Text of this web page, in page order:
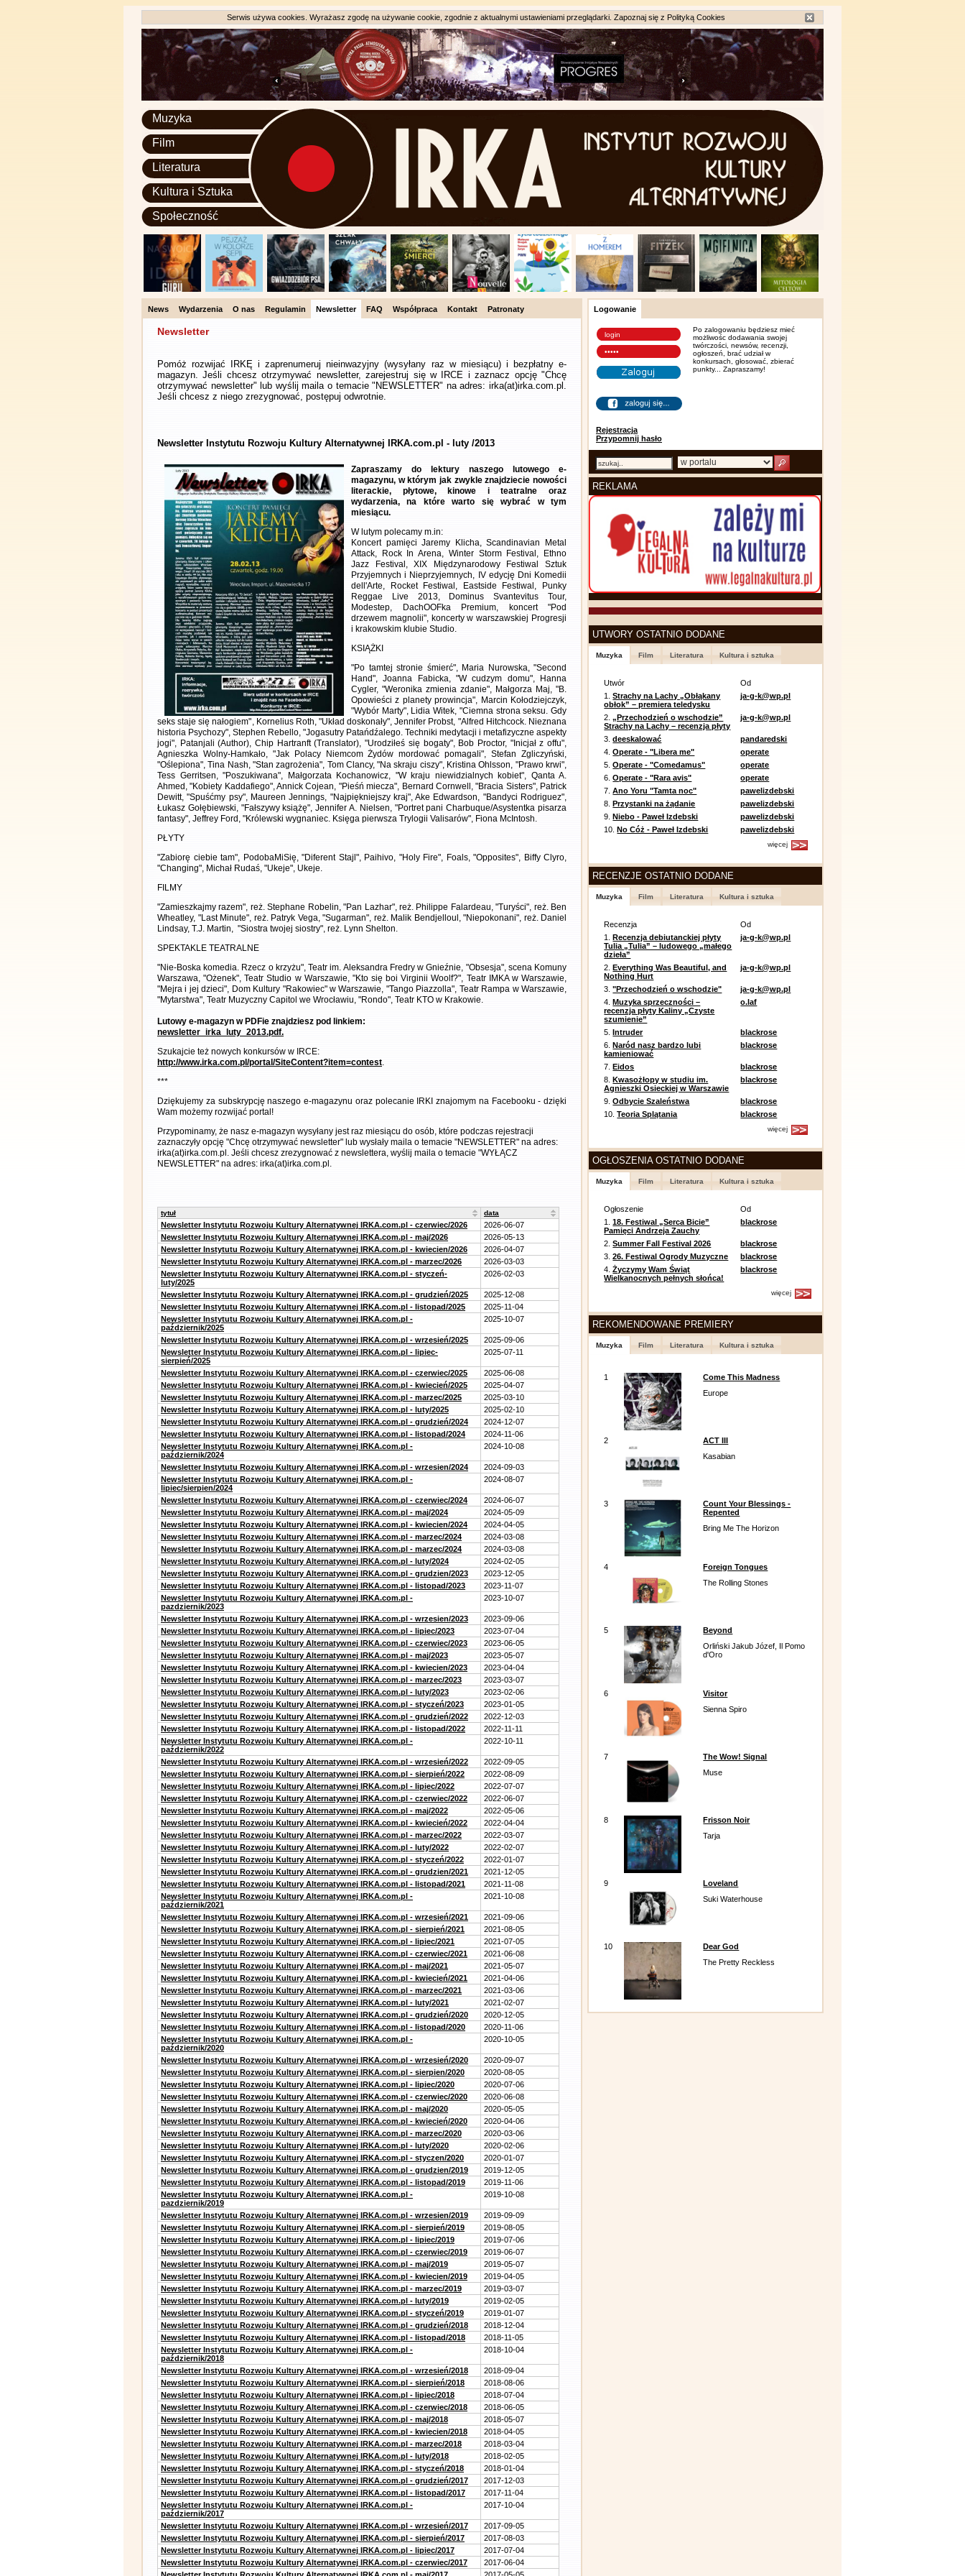
Serwis używa cookies. Wyrażasz zgodę na używanie cookie, zgodnie z aktualnymi ustawieniami przeglądarki. Zapoznaj się z Polityką Cookies
Muzyka
Film
Literatura
Kultura i Sztuka
Społeczność
News Wydarzenia O nas Regulamin Newsletter FAQ Współpraca Kontakt Patronaty
Newsletter
Pomóż rozwijać IRKĘ i zaprenumeruj nieinwazyjny (wysyłany raz w miesiącu) i bezpłatny e-
magazyn. Jeśli chcesz otrzymywać newsletter, zarejestruj się w IRCE i zaznacz opcję "Chcę
otrzymywać newsletter" lub wyślij maila o temacie "NEWSLETTER" na adres: irka(at)irka.com.pl.
Jeśli chcesz z niego zrezygnować, postępuj odwrotnie.
Newsletter Instytutu Rozwoju Kultury Alternatywnej IRKA.com.pl - luty /2013
Zapraszamy do lektury naszego lutowego e-
magazynu, w którym jak zwykle znajdziecie nowości
literackie, płytowe, kinowe i teatralne oraz
wydarzenia, na które warto się wybrać w tym
miesiącu.
W lutym polecamy m.in:
Koncert pamięci Jaremy Klicha, Scandinavian Metal
Attack, Rock In Arena, Winter Storm Festival, Ethno
Jazz Festival, XIX Międzynarodowy Festiwal Sztuk
Przyjemnych i Nieprzyjemnych, IV edycję Dni Komedii
dell'Arte, Rocket Festiwal, Eastside Festiwal, Punky
Reggae Live 2013, Dominus Svantevitus Tour,
Modestep, DachOOFka Premium, koncert "Pod
drzewem magnolii", koncerty w warszawskiej Progresji
i krakowskim klubie Studio.
KSIĄŻKI
"Po tamtej stronie śmierć", Maria Nurowska, "Second
Hand", Joanna Fabicka, "W cudzym domu", Hanna
Cygler, "Weronika zmienia zdanie", Małgorza Maj, "B.
Opowieści z planety prowincja", Marcin Kołodziejczyk,
"Wybór Marty", Lidia Witek, "Ciemna strona seksu. Gdy
seks staje się nałogiem", Kornelius Roth, "Układ doskonały", Jennifer Probst, "Alfred Hitchcock. Nieznana
historia Psychozy", Stephen Rebello, "Jogasutry Patańdźalego. Techniki medytacji i metafizyczne aspekty
jogi", Patanjali (Author), Chip Hartranft (Translator), "Urodziłeś się bogaty", Bob Proctor, "Inicjał z offu",
Agnieszka Wolny-Hamkało, "Jak Polacy Niemcom Żydów mordować pomagali", Stefan Zgliczyński,
"Oślepiona", Tina Nash, "Stan zagrożenia", Tom Clancy, "Na skraju ciszy", Kristina Ohlsson, "Prawo krwi",
Tess Gerritsen, "Poszukiwana", Małgorzata Kochanowicz, "W kraju niewidzialnych kobiet", Qanta A.
Ahmed, "Kobiety Kaddafiego", Annick Cojean, "Pieśń miecza", Bernard Cornwell, "Bracia Sisters", Patrick
Dewitt, "Spuśćmy psy", Maureen Jennings, "Najpiękniejszy kraj", Ake Edwardson, "Bandyci Rodriguez",
Łukasz Gołębiewski, "Fałszywy książę", Jennifer A. Nielsen, "Portret pani Charbuque/Asystentka pisarza
fantasy", Jeffrey Ford, "Królewski wygnaniec. Księga pierwsza Trylogii Valisarów", Fiona McIntosh.
PŁYTY
"Zabiorę ciebie tam", PodobaMiSię, "Diferent Stajl", Paihivo, "Holy Fire", Foals, "Opposites", Biffy Clyro,
"Changing", Michał Rudaś, "Ukeje", Ukeje.
FILMY
"Zamieszkajmy razem", reż. Stephane Robelin, "Pan Lazhar", reż. Philippe Falardeau, "Turyści", reż. Ben
Wheatley, "Last Minute", reż. Patryk Vega, "Sugarman", reż. Malik Bendjelloul, "Niepokonani", reż. Daniel
Lindsay, T.J. Martin, "Siostra twojej siostry", reż. Lynn Shelton.
SPEKTAKLE TEATRALNE
"Nie-Boska komedia. Rzecz o krzyżu", Teatr im. Aleksandra Fredry w Gnieźnie, "Obsesja", scena Komuny
Warszawa, "Ożenek", Teatr Studio w Warszawie, "Kto się boi Virginii Woolf?", Teatr IMKA w Warszawie,
"Mejra i jej dzieci", Dom Kultury "Rakowiec" w Warszawie, "Tango Piazzolla", Teatr Rampa w Warszawie,
"Mytarstwa", Teatr Muzyczny Capitol we Wrocławiu, "Rondo", Teatr KTO w Krakowie.
Lutowy e-magazyn w PDFie znajdziesz pod linkiem:
newsletter_irka_luty_2013.pdf.
Szukajcie też nowych konkursów w IRCE:
http://www.irka.com.pl/portal/SiteContent?item=contest.
***
Dziękujemy za subskrypcję naszego e-magazynu oraz polecanie IRKI znajomym na Facebooku - dzięki
Wam możemy rozwijać portal!
Przypominamy, że nasz e-magazyn wysyłany jest raz miesiącu do osób, które podczas rejestracji
zaznaczyły opcję "Chcę otrzymywać newsletter" lub wysłały maila o temacie "NEWSLETTER" na adres:
irka(at)irka.com.pl. Jeśli chcesz zrezygnować z newslettera, wyślij maila o temacie "WYŁĄCZ
NEWSLETTER" na adres: irka(at)irka.com.pl.
tytuł data
Newsletter Instytutu Rozwoju Kultury Alternatywnej IRKA.com.pl - czerwiec/2026
2026-06-07
Newsletter Instytutu Rozwoju Kultury Alternatywnej IRKA.com.pl - maj/2026
2026-05-13
Newsletter Instytutu Rozwoju Kultury Alternatywnej IRKA.com.pl - kwiecien/2026
2026-04-07
Newsletter Instytutu Rozwoju Kultury Alternatywnej IRKA.com.pl - marzec/2026
2026-03-03
Newsletter Instytutu Rozwoju Kultury Alternatywnej IRKA.com.pl - styczeń-
luty/2025
2026-02-03
Newsletter Instytutu Rozwoju Kultury Alternatywnej IRKA.com.pl - grudzień/2025
2025-12-08
Newsletter Instytutu Rozwoju Kultury Alternatywnej IRKA.com.pl - listopad/2025
2025-11-04
Newsletter Instytutu Rozwoju Kultury Alternatywnej IRKA.com.pl -
październik/2025
2025-10-07
Newsletter Instytutu Rozwoju Kultury Alternatywnej IRKA.com.pl - wrzesień/2025
2025-09-06
Newsletter Instytutu Rozwoju Kultury Alternatywnej IRKA.com.pl - lipiec-
sierpień/2025
2025-07-11
Newsletter Instytutu Rozwoju Kultury Alternatywnej IRKA.com.pl - czerwiec/2025
2025-06-08
Newsletter Instytutu Rozwoju Kultury Alternatywnej IRKA.com.pl - kwiecień/2025
2025-04-07
Newsletter Instytutu Rozwoju Kultury Alternatywnej IRKA.com.pl - marzec/2025
2025-03-10
Newsletter Instytutu Rozwoju Kultury Alternatywnej IRKA.com.pl - luty/2025
2025-02-10
Newsletter Instytutu Rozwoju Kultury Alternatywnej IRKA.com.pl - grudzień/2024
2024-12-07
Newsletter Instytutu Rozwoju Kultury Alternatywnej IRKA.com.pl - listopad/2024
2024-11-06
Newsletter Instytutu Rozwoju Kultury Alternatywnej IRKA.com.pl -
październik/2024
2024-10-08
Newsletter Instytutu Rozwoju Kultury Alternatywnej IRKA.com.pl - wrzesien/2024
2024-09-03
Newsletter Instytutu Rozwoju Kultury Alternatywnej IRKA.com.pl -
lipiec/sierpien/2024
2024-08-07
Newsletter Instytutu Rozwoju Kultury Alternatywnej IRKA.com.pl - czerwiec/2024
2024-06-07
Newsletter Instytutu Rozwoju Kultury Alternatywnej IRKA.com.pl - maj/2024
2024-05-09
Newsletter Instytutu Rozwoju Kultury Alternatywnej IRKA.com.pl - kwiecien/2024
2024-04-05
Newsletter Instytutu Rozwoju Kultury Alternatywnej IRKA.com.pl - marzec/2024
2024-03-08
Newsletter Instytutu Rozwoju Kultury Alternatywnej IRKA.com.pl - marzec/2024
2024-03-08
Newsletter Instytutu Rozwoju Kultury Alternatywnej IRKA.com.pl - luty/2024
2024-02-05
Newsletter Instytutu Rozwoju Kultury Alternatywnej IRKA.com.pl - grudzien/2023
2023-12-05
Newsletter Instytutu Rozwoju Kultury Alternatywnej IRKA.com.pl - listopad/2023
2023-11-07
Newsletter Instytutu Rozwoju Kultury Alternatywnej IRKA.com.pl -
pazdziernik/2023
2023-10-07
Newsletter Instytutu Rozwoju Kultury Alternatywnej IRKA.com.pl - wrzesien/2023
2023-09-06
Newsletter Instytutu Rozwoju Kultury Alternatywnej IRKA.com.pl - lipiec/2023
2023-07-04
Newsletter Instytutu Rozwoju Kultury Alternatywnej IRKA.com.pl - czerwiec/2023
2023-06-05
Newsletter Instytutu Rozwoju Kultury Alternatywnej IRKA.com.pl - maj/2023
2023-05-07
Newsletter Instytutu Rozwoju Kultury Alternatywnej IRKA.com.pl - kwiecien/2023
2023-04-04
Newsletter Instytutu Rozwoju Kultury Alternatywnej IRKA.com.pl - marzec/2023
2023-03-07
Newsletter Instytutu Rozwoju Kultury Alternatywnej IRKA.com.pl - luty/2023
2023-02-06
Newsletter Instytutu Rozwoju Kultury Alternatywnej IRKA.com.pl - styczeń/2023
2023-01-05
Newsletter Instytutu Rozwoju Kultury Alternatywnej IRKA.com.pl - grudzień/2022
2022-12-03
Newsletter Instytutu Rozwoju Kultury Alternatywnej IRKA.com.pl - listopad/2022
2022-11-11
Newsletter Instytutu Rozwoju Kultury Alternatywnej IRKA.com.pl -
październik/2022
2022-10-11
Newsletter Instytutu Rozwoju Kultury Alternatywnej IRKA.com.pl - wrzesień/2022
2022-09-05
Newsletter Instytutu Rozwoju Kultury Alternatywnej IRKA.com.pl - sierpień/2022
2022-08-09
Newsletter Instytutu Rozwoju Kultury Alternatywnej IRKA.com.pl - lipiec/2022
2022-07-07
Newsletter Instytutu Rozwoju Kultury Alternatywnej IRKA.com.pl - czerwiec/2022
2022-06-07
Newsletter Instytutu Rozwoju Kultury Alternatywnej IRKA.com.pl - maj/2022
2022-05-06
Newsletter Instytutu Rozwoju Kultury Alternatywnej IRKA.com.pl - kwiecień/2022
2022-04-04
Newsletter Instytutu Rozwoju Kultury Alternatywnej IRKA.com.pl - marzec/2022
2022-03-07
Newsletter Instytutu Rozwoju Kultury Alternatywnej IRKA.com.pl - luty/2022
2022-02-07
Newsletter Instytutu Rozwoju Kultury Alternatywnej IRKA.com.pl - styczeń/2022
2022-01-07
Newsletter Instytutu Rozwoju Kultury Alternatywnej IRKA.com.pl - grudzien/2021
2021-12-05
Newsletter Instytutu Rozwoju Kultury Alternatywnej IRKA.com.pl - listopad/2021
2021-11-08
Newsletter Instytutu Rozwoju Kultury Alternatywnej IRKA.com.pl -
październik/2021
2021-10-08
Newsletter Instytutu Rozwoju Kultury Alternatywnej IRKA.com.pl - wrzesień/2021
2021-09-06
Newsletter Instytutu Rozwoju Kultury Alternatywnej IRKA.com.pl - sierpień/2021
2021-08-05
Newsletter Instytutu Rozwoju Kultury Alternatywnej IRKA.com.pl - lipiec/2021
2021-07-05
Newsletter Instytutu Rozwoju Kultury Alternatywnej IRKA.com.pl - czerwiec/2021
2021-06-08
Newsletter Instytutu Rozwoju Kultury Alternatywnej IRKA.com.pl - maj/2021
2021-05-07
Newsletter Instytutu Rozwoju Kultury Alternatywnej IRKA.com.pl - kwiecień/2021
2021-04-06
Newsletter Instytutu Rozwoju Kultury Alternatywnej IRKA.com.pl - marzec/2021
2021-03-06
Newsletter Instytutu Rozwoju Kultury Alternatywnej IRKA.com.pl - luty/2021
2021-02-07
Newsletter Instytutu Rozwoju Kultury Alternatywnej IRKA.com.pl - grudzień/2020
2020-12-05
Newsletter Instytutu Rozwoju Kultury Alternatywnej IRKA.com.pl - listopad/2020
2020-11-06
Newsletter Instytutu Rozwoju Kultury Alternatywnej IRKA.com.pl -
październik/2020
2020-10-05
Newsletter Instytutu Rozwoju Kultury Alternatywnej IRKA.com.pl - wrzesień/2020
2020-09-07
Newsletter Instytutu Rozwoju Kultury Alternatywnej IRKA.com.pl - sierpien/2020
2020-08-05
Newsletter Instytutu Rozwoju Kultury Alternatywnej IRKA.com.pl - lipiec/2020
2020-07-06
Newsletter Instytutu Rozwoju Kultury Alternatywnej IRKA.com.pl - czerwiec/2020
2020-06-08
Newsletter Instytutu Rozwoju Kultury Alternatywnej IRKA.com.pl - maj/2020
2020-05-05
Newsletter Instytutu Rozwoju Kultury Alternatywnej IRKA.com.pl - kwiecień/2020
2020-04-06
Newsletter Instytutu Rozwoju Kultury Alternatywnej IRKA.com.pl - marzec/2020
2020-03-06
Newsletter Instytutu Rozwoju Kultury Alternatywnej IRKA.com.pl - luty/2020
2020-02-06
Newsletter Instytutu Rozwoju Kultury Alternatywnej IRKA.com.pl - styczen/2020
2020-01-07
Newsletter Instytutu Rozwoju Kultury Alternatywnej IRKA.com.pl - grudzien/2019
2019-12-05
Newsletter Instytutu Rozwoju Kultury Alternatywnej IRKA.com.pl - listopad/2019
2019-11-06
Newsletter Instytutu Rozwoju Kultury Alternatywnej IRKA.com.pl -
pazdziernik/2019
2019-10-08
Newsletter Instytutu Rozwoju Kultury Alternatywnej IRKA.com.pl - wrzesien/2019
2019-09-09
Newsletter Instytutu Rozwoju Kultury Alternatywnej IRKA.com.pl - sierpień/2019
2019-08-05
Newsletter Instytutu Rozwoju Kultury Alternatywnej IRKA.com.pl - lipiec/2019
2019-07-06
Newsletter Instytutu Rozwoju Kultury Alternatywnej IRKA.com.pl - czerwiec/2019
2019-06-07
Newsletter Instytutu Rozwoju Kultury Alternatywnej IRKA.com.pl - maj/2019
2019-05-07
Newsletter Instytutu Rozwoju Kultury Alternatywnej IRKA.com.pl - kwiecien/2019
2019-04-05
Newsletter Instytutu Rozwoju Kultury Alternatywnej IRKA.com.pl - marzec/2019
2019-03-07
Newsletter Instytutu Rozwoju Kultury Alternatywnej IRKA.com.pl - luty/2019
2019-02-05
Newsletter Instytutu Rozwoju Kultury Alternatywnej IRKA.com.pl - styczeń/2019
2019-01-07
Newsletter Instytutu Rozwoju Kultury Alternatywnej IRKA.com.pl - grudzień/2018
2018-12-04
Newsletter Instytutu Rozwoju Kultury Alternatywnej IRKA.com.pl - listopad/2018
2018-11-05
Newsletter Instytutu Rozwoju Kultury Alternatywnej IRKA.com.pl -
październik/2018
2018-10-04
Newsletter Instytutu Rozwoju Kultury Alternatywnej IRKA.com.pl - wrzesień/2018
2018-09-04
Newsletter Instytutu Rozwoju Kultury Alternatywnej IRKA.com.pl - sierpień/2018
2018-08-06
Newsletter Instytutu Rozwoju Kultury Alternatywnej IRKA.com.pl - lipiec/2018
2018-07-04
Newsletter Instytutu Rozwoju Kultury Alternatywnej IRKA.com.pl - czerwiec/2018
2018-06-05
Newsletter Instytutu Rozwoju Kultury Alternatywnej IRKA.com.pl - maj/2018
2018-05-07
Newsletter Instytutu Rozwoju Kultury Alternatywnej IRKA.com.pl - kwiecien/2018
2018-04-05
Newsletter Instytutu Rozwoju Kultury Alternatywnej IRKA.com.pl - marzec/2018
2018-03-04
Newsletter Instytutu Rozwoju Kultury Alternatywnej IRKA.com.pl - luty/2018
2018-02-05
Newsletter Instytutu Rozwoju Kultury Alternatywnej IRKA.com.pl - styczeń/2018
2018-01-04
Newsletter Instytutu Rozwoju Kultury Alternatywnej IRKA.com.pl - grudzień/2017
2017-12-03
Newsletter Instytutu Rozwoju Kultury Alternatywnej IRKA.com.pl - listopad/2017
2017-11-04
Newsletter Instytutu Rozwoju Kultury Alternatywnej IRKA.com.pl -
październik/2017
2017-10-04
Newsletter Instytutu Rozwoju Kultury Alternatywnej IRKA.com.pl - wrzesień/2017
2017-09-05
Newsletter Instytutu Rozwoju Kultury Alternatywnej IRKA.com.pl - sierpień/2017
2017-08-03
Newsletter Instytutu Rozwoju Kultury Alternatywnej IRKA.com.pl - lipiec/2017
2017-07-04
Newsletter Instytutu Rozwoju Kultury Alternatywnej IRKA.com.pl - czerwiec/2017
2017-06-04
Logowanie
Rejestracja
Przypomnij hasło
Po zalogowaniu będziesz mieć
możliwośc dodawania swojej
twórczości, newsów, recenzji,
ogłoszeń, brać udział w
konkursach, głosować, zbierać
punkty... Zapraszamy!
REKLAMA
UTWORY OSTATNIO DODANE
Muzyka Film Literatura Kultura i sztuka
Utwór
Od
1.Strachy na Lachy „Obłąkany
obłok” – premiera teledysku
ja-g-k@wp.pl
2.„Przechodzień o wschodzie”
Strachy na Lachy – recenzja płyty
ja-g-k@wp.pl
3.deeskalować
pandaredski
4.Operate - "Libera me"
operate
5.Operate - "Comedamus"
operate
6.Operate - "Rara avis"
operate
7.Ano Yoru "Tamta noc"
pawelizdebski
8.Przystanki na żądanie
pawelizdebski
9.Niebo - Paweł Izdebski
pawelizdebski
10.No Cóż - Paweł Izdebski pawelizdebski
więcej
RECENZJE OSTATNIO DODANE
Muzyka Film Literatura Kultura i sztuka
Recenzja
Od
1.Recenzja debiutanckiej płyty
Tulia „Tulia” – ludowego „małego
dzieła”
ja-g-k@wp.pl
2.Everything Was Beautiful, and
Nothing Hurt
ja-g-k@wp.pl
3."Przechodzień o wschodzie"
ja-g-k@wp.pl
4.Muzyka sprzeczności –
recenzja płyty Kaliny „Czyste
szumienie”
o.laf
5.Intruder
blackrose
6.Naród nasz bardzo lubi
kamieniować
blackrose
7.Eidos
blackrose
8.Kwasożłopy w studiu im.
Agnieszki Osieckiej w Warszawie
blackrose
9.Odbycie Szaleństwa
blackrose
10.Teoria Splątania blackrose
więcej
OGŁOSZENIA OSTATNIO DODANE
Muzyka Film Literatura Kultura i sztuka
Ogłoszenie
Od
1.18. Festiwal „Serca Bicie”
Pamięci Andrzeja Zauchy
blackrose
2.Summer Fall Festival 2026
blackrose
3.26. Festiwal Ogrody Muzyczne
blackrose
4.Życzymy Wam Świąt
Wielkanocnych pełnych słońca!
blackrose
więcej
REKOMENDOWANE PREMIERY
Muzyka Film Literatura Kultura i sztuka
1
Come This Madness
Europe
2
ACT III
Kasabian
3
Count Your Blessings -
Repented
Bring Me The Horizon
4
Foreign Tongues
The Rolling Stones
5
Beyond
Orliński Jakub Józef, Il Pomo
d'Oro
6
Visitor
Sienna Spiro
7
The Wow! Signal
Muse
8
Frisson Noir
Tarja
9
Loveland
Suki Waterhouse
10
Dear God
The Pretty Reckless